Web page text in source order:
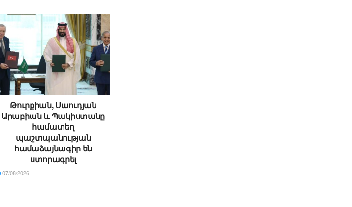
Թուրքիան, Սաուդյան
Արաբիան և Պակիստանը
համատեղ
պաշտպանության
համաձայնագիր են
ստորագրել
07/08/2026